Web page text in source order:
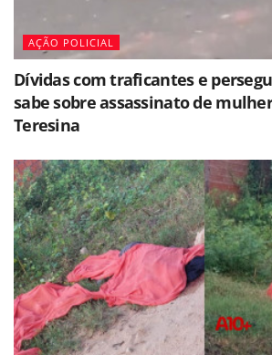
AÇÃO POLICIAL
Dívidas com traficantes e
sabe sobre assassinato de
Teresina